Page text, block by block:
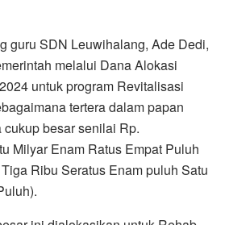
guru SDN Leuwihalang, Ade Dedi,
melalui Dana Alokasi
untuk program Revitalisasi
tertera dalam papan
besar senilai Rp.
Milyar Enam Ratus Empat Puluh
Ribu Seratus Enam puluh Satu